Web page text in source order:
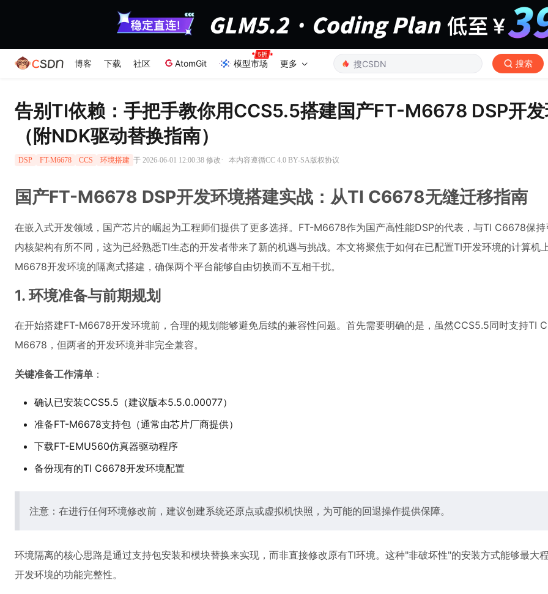
博客 下载 社区 AtomGit 模型市场 更多 搜索
告别TI依赖：手把手教你用CCS5.5搭建国产FT-M6678 DSP开
（附NDK驱动替换指南）
DSP FT-M6678 CCS 环境搭建 于 2026-06-01 12:00:38 修改· 本内容遵循CC 4.0 BY-SA版权协议
国产FT-M6678 DSP开发环境搭建实战：从TI C6678无缝迁移指南
在嵌入式开发领域，国产芯片的崛起为工程师们提供了更多选择。FT-M6678作为国产高性能DSP的代表，与TI C6678保持
内核架构有所不同，这为已经熟悉TI生态的开发者带来了新的机遇与挑战。本文将聚焦于如何在已配置TI开发环境的计算机
M6678开发环境的隔离式搭建，确保两个平台能够自由切换而不互相干扰。
1. 环境准备与前期规划
在开始搭建FT-M6678开发环境前，合理的规划能够避免后续的兼容性问题。首先需要明确的是，虽然CCS5.5同时支持TI
M6678，但两者的开发环境并非完全兼容。
关键准备工作清单 ：
确认已安装CCS5.5（建议版本5.5.0.00077）
准备FT-M6678支持包（通常由芯片厂商提供）
下载FT-EMU560仿真器驱动程序
备份现有的TI C6678开发环境配置
注意：在进行任何环境修改前，建议创建系统还原点或虚拟机快照，为可能的回退操作提供保障。
环境隔离的核心思路是通过支持包安装和模块替换来实现，而非直接修改原有TI环境。这种"非破坏性"的安装方式能够最大
开发环境的功能完整性。